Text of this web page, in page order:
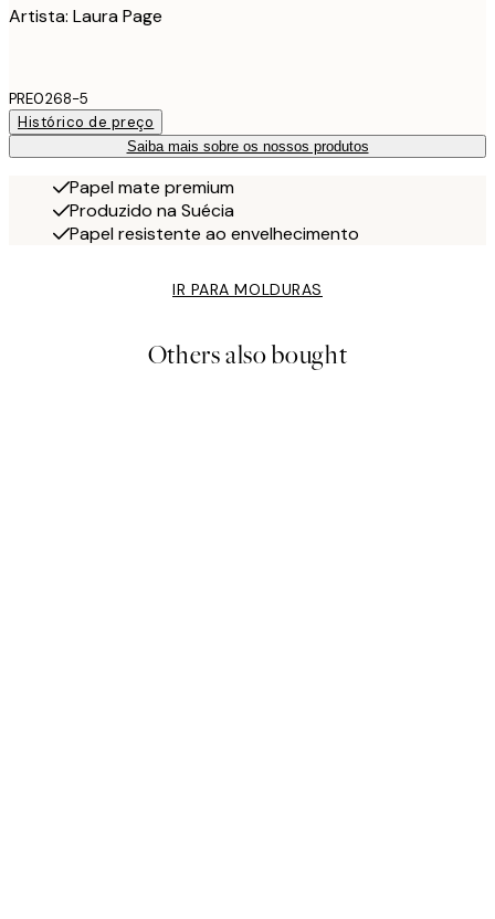
Artista: Laura Page
PRE0268-5
Histórico de preço
Saiba mais sobre os nossos produtos
Papel mate premium
Produzido na Suécia
Papel resistente ao envelhecimento
IR PARA MOLDURAS
Others also bought